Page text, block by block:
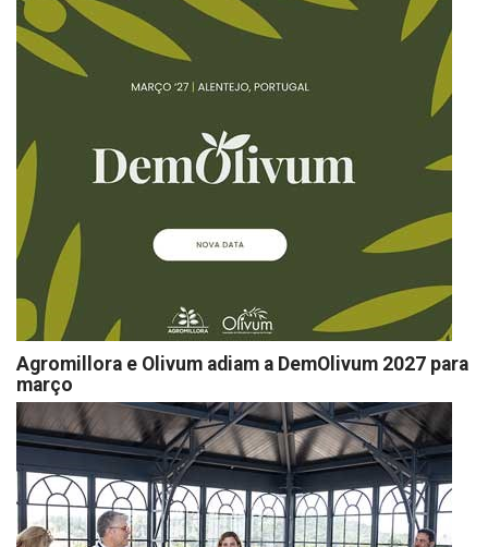
Agromillora e Olivum adiam a DemOlivum 2027 para
março